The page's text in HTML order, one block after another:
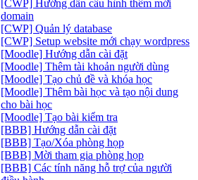
[CWP] Hướng dẫn cấu hình thêm mới
domain
[CWP] Quản lý database
[CWP] Setup website mới chạy wordpress
[Moodle] Hướng dẫn cài đặt
[Moodle] Thêm tài khoản người dùng
[Moodle] Tạo chủ đề và khóa học
[Moodle] Thêm bài học và tạo nội dung
cho bài học
[Moodle] Tạo bài kiểm tra
[BBB] Hướng dẫn cài đặt
[BBB] Tạo/Xóa phòng họp
[BBB] Mời tham gia phòng họp
[BBB] Các tính năng hỗ trợ của người